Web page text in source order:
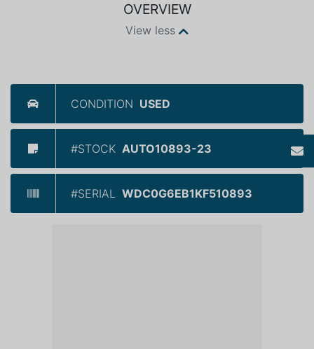
OVERVIEW
View less
CONDITION USED
#STOCK AUTO10893-23
#SERIAL WDC0G6EB1KF510893